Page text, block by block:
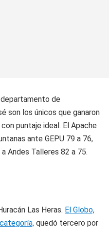
de
son los únicos que ganaron
puntaje ideal. El Apache
ante GEPU 79 a 76,
Andes Talleres 82 a 75.
Las Heras. El Globo,
quedó tercero por